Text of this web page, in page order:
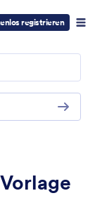
registrieren